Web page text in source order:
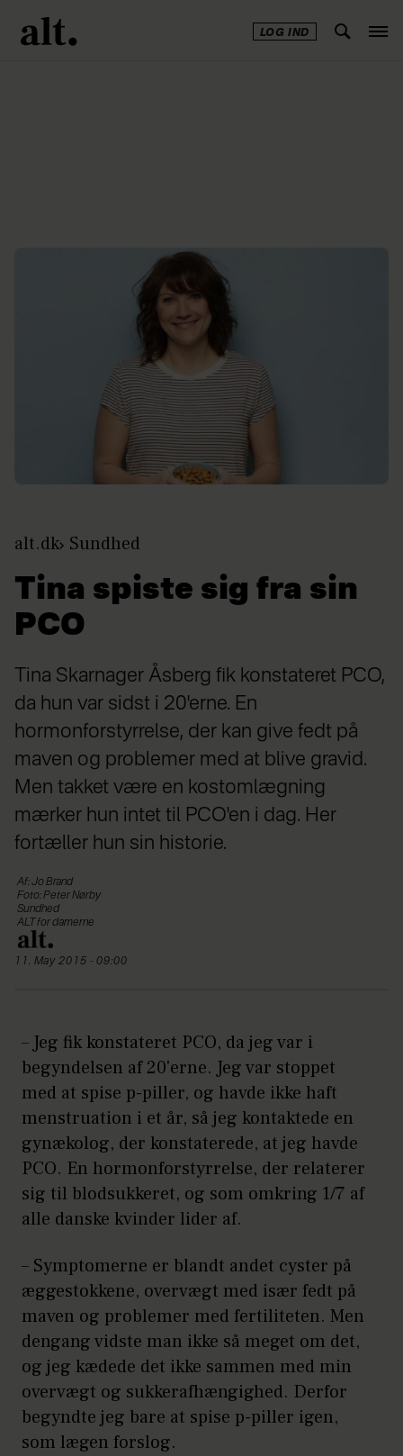
LOG IND
alt.dk Sundhed
Tina spiste sig fra sin
PCO
Tina Skarnager Åsberg fik konstateret PCO,
da hun var sidst i 20'erne. En
hormonforstyrrelse, der kan give fedt på
maven og problemer med at blive gravid.
Men takket være en kostomlægning
mærker hun intet til PCO'en i dag. Her
fortæller hun sin historie.
Af: Jo Brand
Foto: Peter Nørby
Sundhed
ALT for damerne
11. May 2015 - 09:00
– Jeg fik konstateret PCO, da jeg var i
begyndelsen af 20'erne. Jeg var stoppet
med at spise p-piller, og havde ikke haft
menstruation i et år, så jeg kontaktede en
gynækolog, der konstaterede, at jeg havde
PCO. En hormonforstyrrelse, der relaterer
sig til blodsukkeret, og som omkring 1/7 af
alle danske kvinder lider af.
– Symptomerne er blandt andet cyster på
æggestokkene, overvægt med især fedt på
maven og problemer med fertiliteten. Men
dengang vidste man ikke så meget om det,
og jeg kædede det ikke sammen med min
overvægt og sukkerafhængighed. Derfor
begyndte jeg bare at spise p-piller igen,
som lægen forslog.